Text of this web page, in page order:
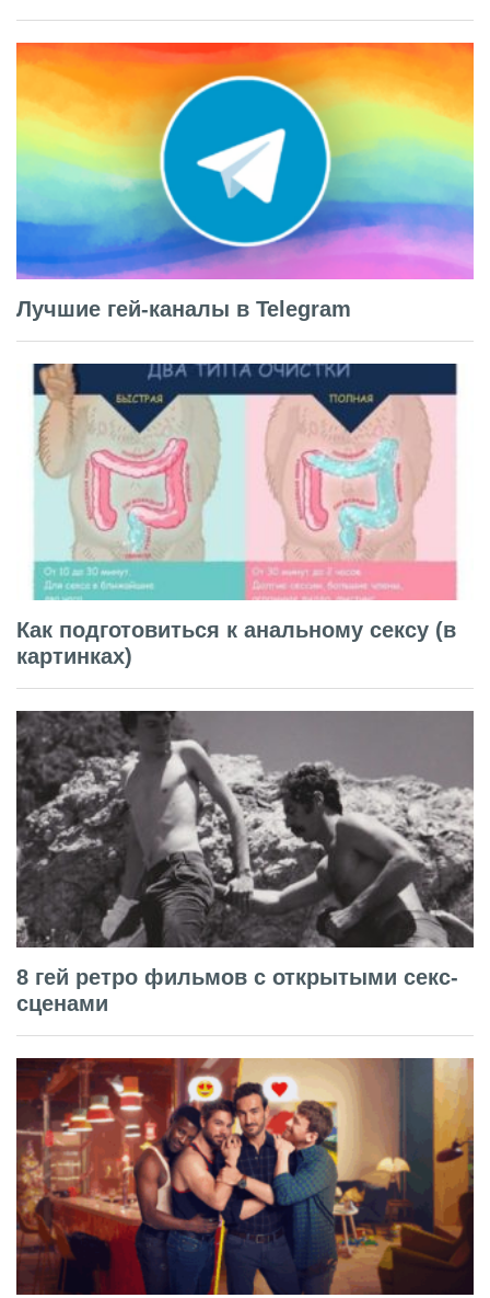
Лучшие гей-каналы в Telegram
Как подготовиться к анальному сексу (в
картинках)
8 гей ретро фильмов с открытыми секс-
сценами